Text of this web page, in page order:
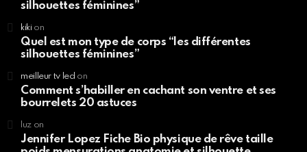
silhouettes féminines”
kikion
Quel est mon type de corps “les différentes
silhouettes féminines”
meilleur tv led on
Comment s’habiller en cachant son ventre et ses
bourrelets 20 astuces
luzon
Jennifer Lopez Fiche Bio physique de rêve taille